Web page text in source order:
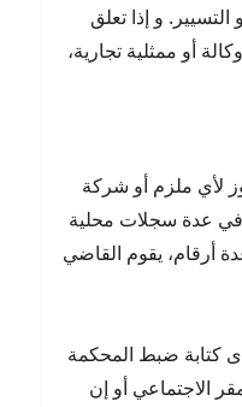
التسيير. و إذا تعلق
أو ممثلية تجارية،
لأي ملزم أو شركة
عدة سجلات محلية
يقوم القاضي
كتابة ضبط المحكمة
الاجتماعي أو إن